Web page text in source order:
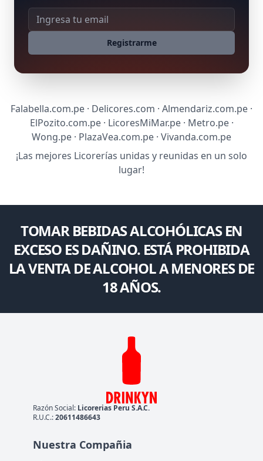
Dirección de correo
Registrarme
Falabella.com.pe · Delicores.com · Almendariz.com.pe ·
ElPozito.com.pe · LicoresMiMar.pe · Metro.pe ·
Wong.pe · PlazaVea.com.pe · Vivanda.com.pe
¡Las mejores Licorerías unidas y reunidas en un solo
lugar!
TOMAR BEBIDAS ALCOHÓLICAS EN
EXCESO ES DAÑINO. ESTÁ PROHIBIDA
LA VENTA DE ALCOHOL A MENORES DE
18 AÑOS.
Razón Social: Licorerias Peru S.A.C.
R.U.C.:20611486643
Nuestra Compañia